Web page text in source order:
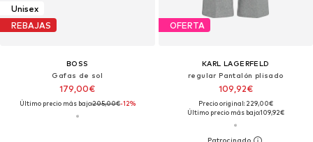
Unisex
REBAJAS
BOSS
Gafas de sol
179,00€
Último precio más bajo:205,00€-12%
OFERTA
KARL LAGERFELD
regular Pantalón plisado
109,92€
Precio original: 229,00€
Último precio más bajo:109,92€